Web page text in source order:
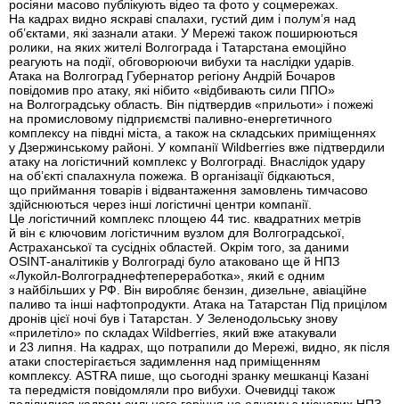
росіяни масово публікують відео та фото у соцмережах.
На кадрах видно яскраві спалахи, густий дим і полум’я над
об’єктами, які зазнали атаки. У Мережі також поширюються
ролики, на яких жителі Волгограда і Татарстана емоційно
реагують на події, обговорюючи вибухи та наслідки ударів.
Атака на Волгоград Губернатор регіону Андрій Бочаров
повідомив про атаку, які нібито «відбивають сили ППО»
на Волгоградську область. Він підтвердив «прильоти» і пожежі
на промисловому підприємстві паливно-енергетичного
комплексу на півдні міста, а також на складських приміщеннях
у Дзержинському районі. У компанії Wildberries вже підтвердили
атаку на логістичний комплекс у Волгограді. Внаслідок удару
на об’єкті спалахнула пожежа. В організації бідкаються,
що приймання товарів і відвантаження замовлень тимчасово
здійснюються через інші логістичні центри компанії.
Це логістичний комплекс площею 44 тис. квадратних метрів
й він є ключовим логістичним вузлом для Волгоградської,
Астраханської та сусідніх областей. Окрім того, за даними
OSINT-аналітиків у Волгограді було атаковано ще й НПЗ
«Лукойл-Волгограднефтепереработка», який є одним
з найбільших у РФ. Він виробляє бензин, дизельне, авіаційне
паливо та інші нафтопродукти. Атака на Татарстан Під прицілом
дронів цієї ночі був і Татарстан. У Зеленодольську знову
«прилетіло» по складах Wildberries, який вже атакували
и 23 липня. На кадрах, що потрапили до Мережі, видно, як після
атаки спостерігається задимлення над приміщенням
комплексу. ASTRA пише, що сьогодні зранку мешканці Казані
та передмістя повідомляли про вибухи. Очевидці також